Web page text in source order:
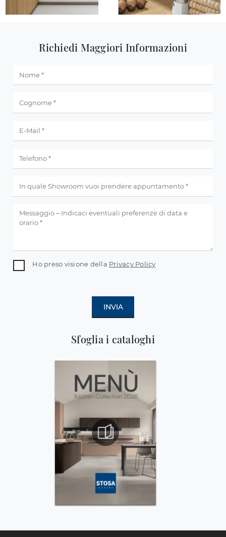
Sfoglia i cataloghi
Richiedi Maggiori Informazioni
Ho preso visione della Privacy Policy
INVIA